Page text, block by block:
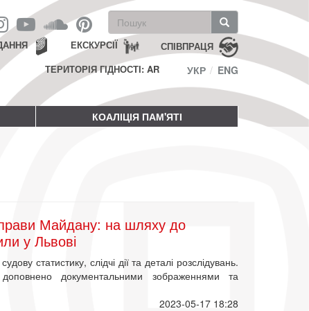
Пошукова
форма
Пошук СПІВПРАЦЯ
ЕКСКУРСІЇ
ТЕРИТОРІЯ ГІДНОСТІ: AR
УКР ENG
КОАЛІЦІЯ ПАМ'ЯТІ
Майдану: на шляху до
у Львові
статистику, слідчі дії та деталі розслідувань.
документальними зображеннями та
2023-05-17 18:28